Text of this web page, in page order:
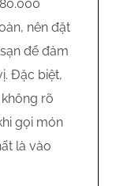
nên đặt
để đảm
Đặc biệt,
rõ
gọi món
là vào